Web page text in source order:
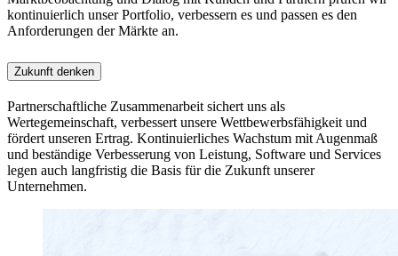
kontinuierlich unser Portfolio, verbessern es und passen es den
Anforderungen der Märkte an.
Zukunft denken
Partnerschaftliche Zusammenarbeit sichert uns als
Wertegemeinschaft, verbessert unsere Wettbewerbsfähigkeit und
fördert unseren Ertrag. Kontinuierliches Wachstum mit Augenmaß
und beständige Verbesserung von Leistung, Software und Services
legen auch langfristig die Basis für die Zukunft unserer
Unternehmen.